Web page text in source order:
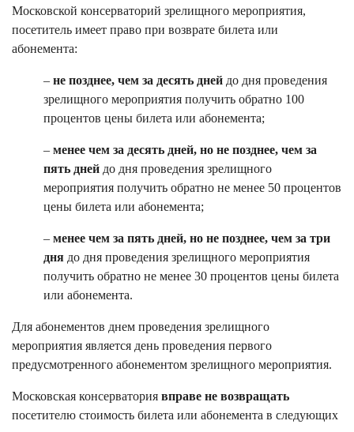
Московской консерваторий зрелищного мероприятия,
посетитель имеет право при возврате билета или
абонемента:
– не позднее, чем за десять дней до дня проведения
зрелищного мероприятия получить обратно 100
процентов цены билета или абонемента;
– менее чем за десять дней, но не позднее, чем за
пять дней до дня проведения зрелищного
мероприятия получить обратно не менее 50 процентов
цены билета или абонемента;
– менее чем за пять дней, но не позднее, чем за три
дня до дня проведения зрелищного мероприятия
получить обратно не менее 30 процентов цены билета
или абонемента.
Для абонементов днем проведения зрелищного
мероприятия является день проведения первого
предусмотренного абонементом зрелищного мероприятия.
Московская консерватория вправе не возвращать
посетителю стоимость билета или абонемента в следующих